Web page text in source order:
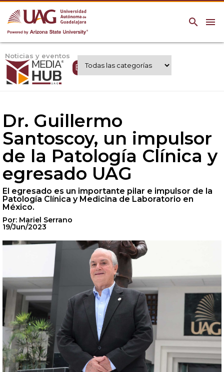
menu
search
Noticias y eventos
Expertos UAG
Dr. Guillermo
Santoscoy, un impulsor
de la Patología Clínica y
egresado UAG
El egresado es un importante pilar e impulsor de la
Patología Clínica y Medicina de Laboratorio en
México.
Por: Mariel Serrano
19/Jun/2023